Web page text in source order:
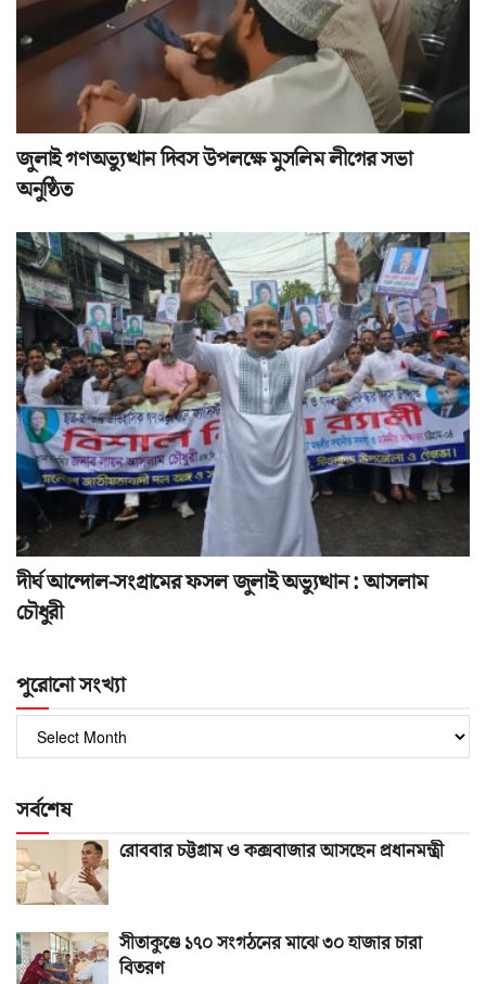
জুলাই গণঅভ্যুত্থান দিবস উপলক্ষে মুসলিম লীগের সভা
অনুষ্ঠিত
দীর্ঘ আন্দোল-সংগ্রামের ফসল জুলাই অভ্যুত্থান : আসলাম
চৌধুরী
পুরোনো সংখ্যা
সংখ্যা
সর্বশেষ
রোববার চট্টগ্রাম ও কক্সবাজার আসছেন প্রধানমন্ত্রী
সীতাকুণ্ডে ১৭০ সংগঠনের মাঝে ৩০ হাজার চারা
বিতরণ